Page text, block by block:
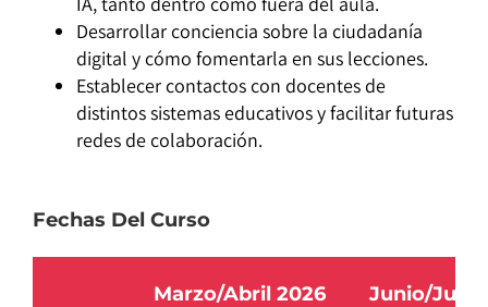
Desarrollar conciencia sobre la ciudadanía
digital y cómo fomentarla en sus lecciones.
Establecer contactos con docentes de
distintos sistemas educativos y facilitar futuras
redes de colaboración.
Fechas Del Curso
Marzo/Abril 2026 Junio/Julio